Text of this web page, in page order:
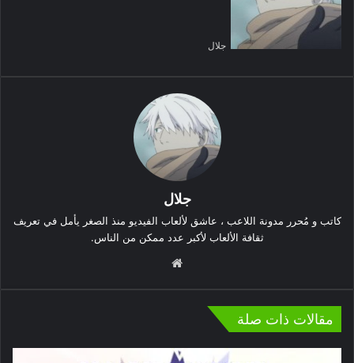
جلال
جلال
كاتب و مُحرر مدونة اللاعب ، عاشق لألعاب الفيديو منذ الصغر يأمل في تعريف
ثقافة الألعاب لأكبر عدد ممكن من الناس.
مقالات ذات صلة